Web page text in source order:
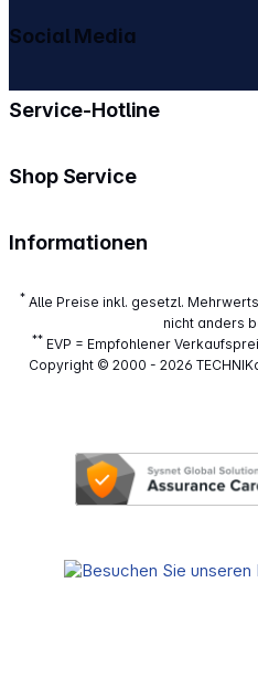
Service-Hotline
Shop Service
Informationen
Social Media
* Alle Preise inkl. gesetzl.
nicht anders
**EVP = Empfohlener
Copyright © 2000 - 2026